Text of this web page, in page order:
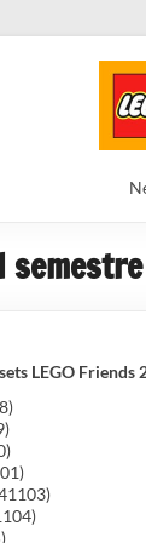
LEGO Friends